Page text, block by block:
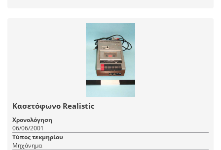
Κασετόφωνο Realistic
Χρονολόγηση
06/06/2001
Τύπος τεκμηρίου
Μηχάνημα